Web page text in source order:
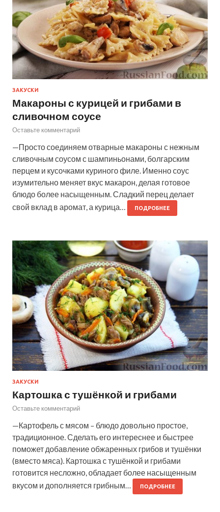
ЗАКУСКИ
Макароны с курицей и грибами в
сливочном соусе
Оставьте комментарий
—Просто соединяем отварные макароны с нежным
сливочным соусом с шампиньонами, болгарским
перцем и кусочками куриного филе. Именно соус
изумительно меняет вкус макарон, делая готовое
блюдо более насыщенным. Сладкий перец делает
свой вклад в аромат, а курица…
ПОДРОБНЕЕ
ЗАКУСКИ
Картошка с тушёнкой и грибами
Оставьте комментарий
—Картофель с мясом – блюдо довольно простое,
традиционное. Сделать его интереснее и быстрее
поможет добавление обжаренных грибов и тушёнки
(вместо мяса). Картошка с тушёнкой и грибами
готовится несложно, обладает более насыщенным
вкусом и дополняется грибным…
ПОДРОБНЕЕ